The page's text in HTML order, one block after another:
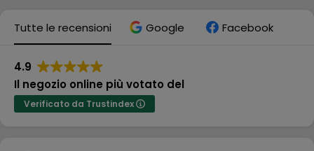
Tutte le recensioni Google Facebook
4.9
Il negozio online più votato del
Verificato da Trustindex